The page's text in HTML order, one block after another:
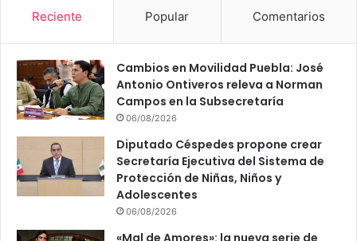
Reciente Popular Comentarios
Cambios en Movilidad Puebla: José
Antonio Ontiveros releva a Norman
Campos en la Subsecretaría
06/08/2026
Diputado Céspedes propone crear
Secretaría Ejecutiva del Sistema de
Protección de Niñas, Niños y
Adolescentes
06/08/2026
«Mal de Amores»: la nueva serie de